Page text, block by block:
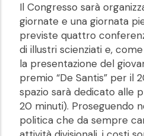
Il Congresso sarà
giornate e una giornata
previste quattro
di illustri scienziati e, come
la presentazione del
premio “De Santis” per il
spazio sarà dedicato alle
20 minuti). Proseguendo
politica che da sempre